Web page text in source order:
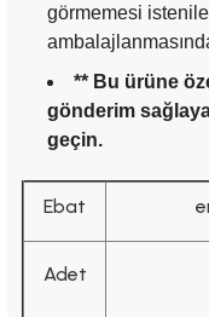
görmemesi
** Bu ürüne
gönderim
geçin.
Ebat
Adet